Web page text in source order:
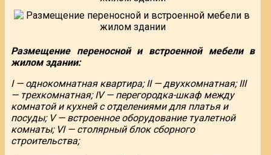
Размещение переносной и встроенной мебели в
жилом здании:
I — однокомнатная квартира; II — двухкомнатная; III
— трехкомнатная; IV — перегородка-шкаф между
комнатой и кухней с отделениями для платья и
посуды; V — встроенное оборудование туалетной
комнаты; VI — столярный блок сборного
строительства;